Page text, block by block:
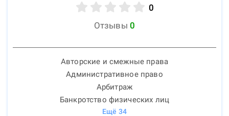
0
Отзывы 0
Авторские и смежные права
Административное право
Арбитраж
Банкротство физических лиц
Ещё 34